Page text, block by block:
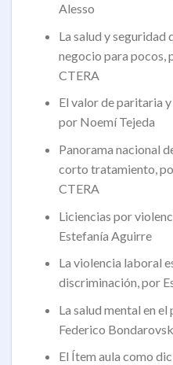
Alesso
La salud y seguridad
negocio para pocos,
CTERA
El valor de paritaria
por Noemí Tejeda
Panorama nacional
corto tratamiento,
CTERA
Liciencias por
Estefanía Aguirre
La violencia laboral
discriminación, por
La salud mental en
Federico
El Ítem aula como